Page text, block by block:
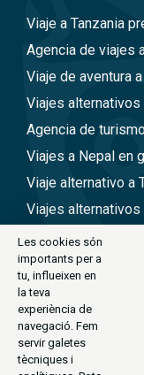
Viaje a Tanzania
Agencia de viajes
Viaje de aventura
Viajes alternativos
Agencia de
Viajes a Nepal en
Viaje alternativo a
Viajes alternativos
Viajes alternativos
CONTACTE
C/Antoni Maria
exode@exode.es
Les cookies són
importants per a
tu, influeixen en
la teva
experiència de
navegació. Fem
servir galetes
tècniques i